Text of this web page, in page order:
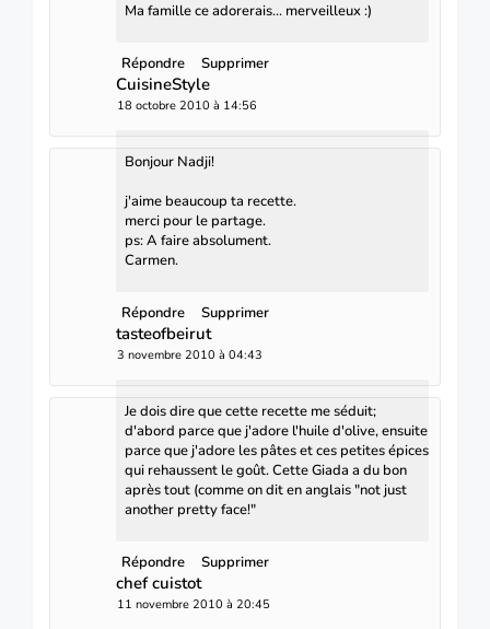
Ma famille ce adorerais... merveilleux :)
Répondre Supprimer
CuisineStyle
18 octobre 2010 à 14:56
Bonjour Nadji!
j'aime beaucoup ta recette.
merci pour le partage.
ps: A faire absolument.
Carmen.
Répondre Supprimer
tasteofbeirut
3 novembre 2010 à 04:43
Je dois dire que cette recette me séduit;
d'abord parce que j'adore l'huile d'olive, ensuite
parce que j'adore les pâtes et ces petites épices
qui rehaussent le goût. Cette Giada a du bon
après tout (comme on dit en anglais "not just
another pretty face!"
Répondre Supprimer
chef cuistot
11 novembre 2010 à 20:45